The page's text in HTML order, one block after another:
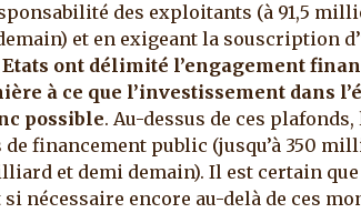
des exploitants (à 91,5
et en exigeant la souscription
ont délimité l’engagement
à ce que l’investissement dans
possible. Au-dessus de ces
de financement public (jusqu’à 350
et demi demain). Il est certain que
nécessaire encore au-delà de ces